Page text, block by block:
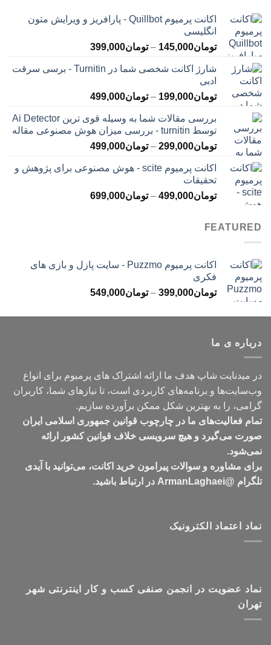
اکانت پرمیوم Quillbot - پارافریز و ویرایش متون
انگلیسی
تومان145,000
– تومان399,000محدوده
تومان145,000
تومان399,000
شارژ اکانت شخصی شما در Turnitin - برسی سرقت
ادبی
تومان199,000
– تومان499,000محدوده
تومان199,000
تا
تومان499,000
بررسی مقالات شما به وسیله قوی ترین Ai Detector
توسط turnitin - بررسی میزان هوش مصنوعی مقاله
تومان299,000
– تومان499,000محدوده
تومان299,000
تومان499,000
اکانت پرمیوم scite - هوش مصنوعی برای پژوهش و
تحقیقات
تومان499,000
– تومان699,000محدوده
FEATURED
اکانت پرمیوم Puzzmo - سایت پازل و بازی های
فکری
تومان399,000
– تومان549,000محدوده
تومان399,000
درباره ی ما
در میدنایت شاپ هدف ما ارائه اشتراک های پرمیوم برای انواع
وب‌سایت‌ها و برنامه‌های کاربردی است، تا نیازهای شما، کاربران
گرامی، را به بهترین شکل ممکن برآورده سازیم.
تمام فعالیت‌های ما در چارچوب قوانین جمهوری اسلامی ایران
صورت می‌گیرد و هیچ سرویسی خلاف قوانین کشور ارائه
نمی‌شود.
برای مشاوره و سوالات پیرامون خرید اکانت، می‌توانید با آیدی
تلگرام @ArmanLaghaei در ارتباط باشید.
نماد اعتماد الکترونیک
نماد عضویت در انجمن صنفی کسب و کار اینترنتی شهر
تهران